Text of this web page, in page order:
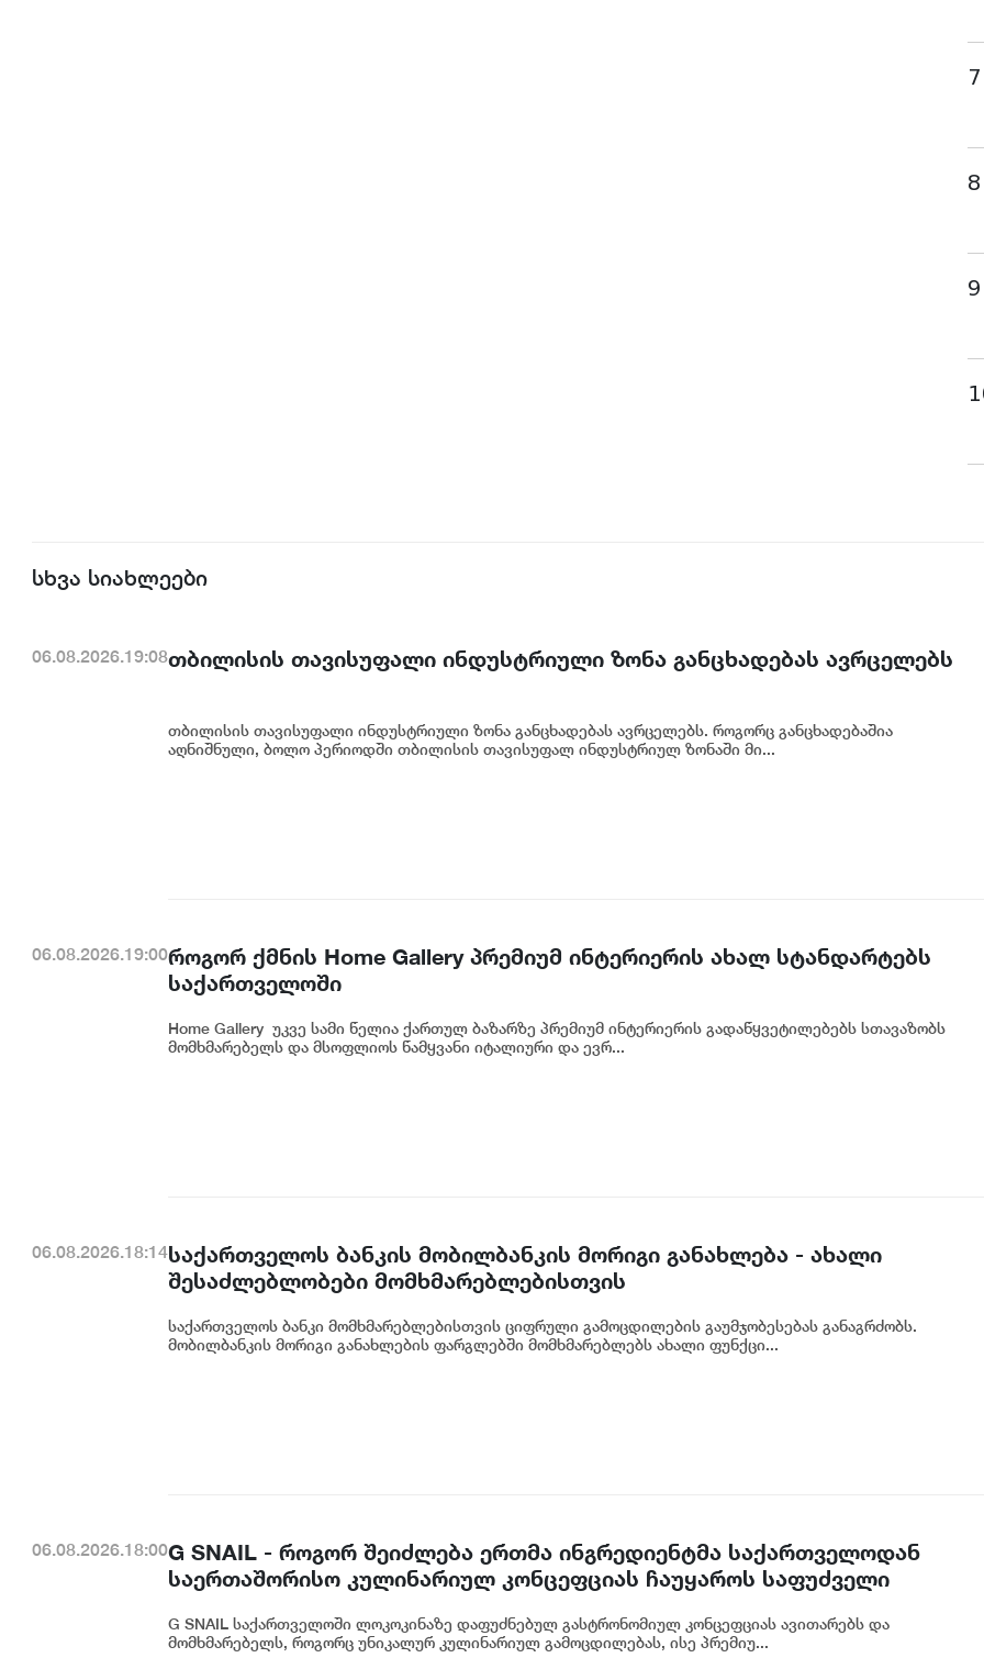
7
8
9
სხვა სიახლეები
06.08.2026.19:08თბილისის თავისუფალი ინდუსტრიული ზონა განცხადებას ავრცელებს
თბილისის თავისუფალი ინდუსტრიული ზონა განცხადებას ავრცელებს. როგორც განცხადებაშია
აღნიშნული, ბოლო პერიოდში თბილისის თავისუფალ ინდუსტრიულ ზონაში მი...
06.08.2026.19:00როგორ ქმნის Home Gallery პრემიუმ ინტერიერის ახალ სტანდარტებს
საქართველოში
Home Gallery უკვე სამი წელია ქართულ ბაზარზე პრემიუმ ინტერიერის გადაწყვეტილებებს სთავაზობს
მომხმარებელს და მსოფლიოს წამყვანი იტალიური და ევრ...
06.08.2026.18:14საქართველოს ბანკის მობილბანკის მორიგი განახლება - ახალი
შესაძლებლობები მომხმარებლებისთვის
საქართველოს ბანკი მომხმარებლებისთვის ციფრული გამოცდილების გაუმჯობესებას განაგრძობს.
მობილბანკის მორიგი განახლების ფარგლებში მომხმარებლებს ახალი ფუნქცი...
06.08.2026.18:00G SNAIL - როგორ შეიძლება ერთმა ინგრედიენტმა საქართველოდან
საერთაშორისო კულინარიულ კონცეფციას ჩაუყაროს საფუძველი
G SNAIL საქართველოში ლოკოკინაზე დაფუძნებულ გასტრონომიულ კონცეფციას ავითარებს და
მომხმარებელს, როგორც უნიკალურ კულინარიულ გამოცდილებას, ისე პრემიუ...